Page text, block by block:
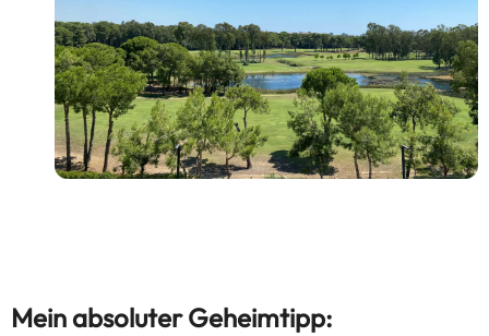
Mein absoluter Geheimtipp: